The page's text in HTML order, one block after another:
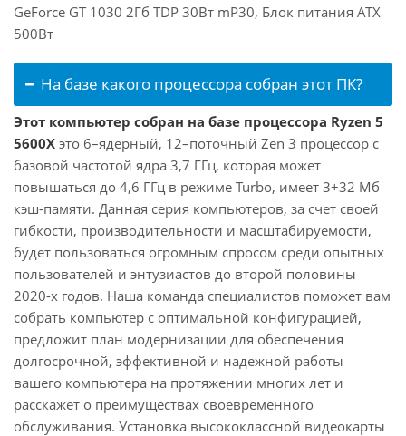
GeForce GT 1030 2Гб TDP 30Вт mP30, Блок питания ATX
500Вт
На базе какого процессора собран этот ПК?
Этот компьютер собран на базе процессора Ryzen 5
5600X это 6–ядерный, 12–поточный Zen 3 процессор с
базовой частотой ядра 3,7 ГГц, которая может
повышаться до 4,6 ГГц в режиме Turbo, имеет 3+32 Мб
кэш-памяти. Данная серия компьютеров, за счет своей
гибкости, производительности и масштабируемости,
будет пользоваться огромным спросом среди опытных
пользователей и энтузиастов до второй половины
2020-х годов. Наша команда специалистов поможет вам
собрать компьютер с оптимальной конфигурацией,
предложит план модернизации для обеспечения
долгосрочной, эффективной и надежной работы
вашего компьютера на протяжении многих лет и
расскажет о преимуществах своевременного
обслуживания. Установка высококлассной видеокарты